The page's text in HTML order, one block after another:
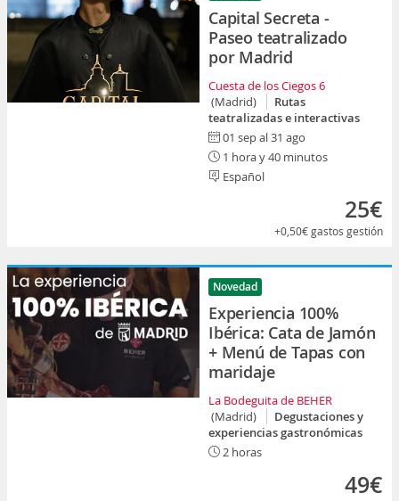
Capital Secreta -
Paseo teatralizado
por Madrid
Cuesta de los Ciegos 6
(Madrid)
Rutas
teatralizadas e interactivas
01 sep al 31 ago
1 hora y 40 minutos
Español
25€
+0,50€gastos gestión
Novedad
Experiencia 100%
Ibérica: Cata de Jamón
+ Menú de Tapas con
maridaje
La Bodeguita de BEHER
(Madrid)
Degustaciones y
experiencias gastronómicas
2 horas
49€